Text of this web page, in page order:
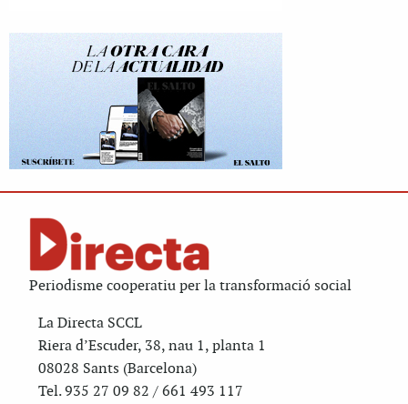
Periodisme cooperatiu per la transformació social
La Directa SCCL
Riera d’Escuder, 38, nau 1, planta 1
08028 Sants (Barcelona)
Tel. 935 27 09 82 / 661 493 117